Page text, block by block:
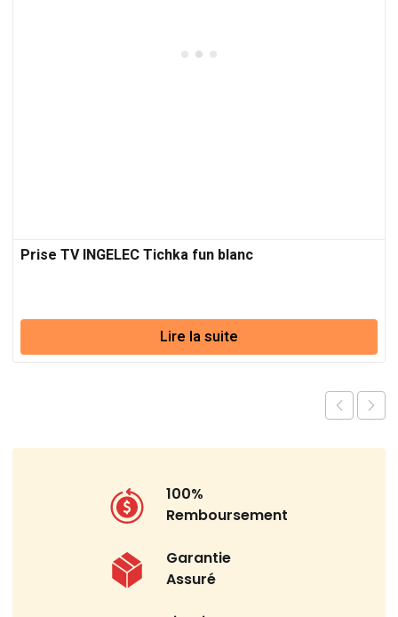
Prise TV INGELEC Tichka fun blanc
Lire la suite
100%
Remboursement
Garantie
Assuré